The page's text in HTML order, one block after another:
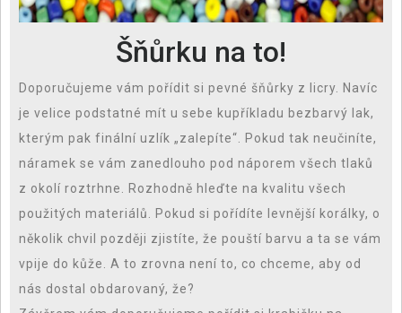
Šňůrku na to!
Doporučujeme vám pořídit si pevné šňůrky z licry. Navíc
je velice podstatné mít u sebe kupříkladu bezbarvý lak,
kterým pak finální uzlík „zalepíte“. Pokud tak neučiníte,
náramek se vám zanedlouho pod náporem všech tlaků
z okolí roztrhne. Rozhodně hleďte na kvalitu všech
použitých materiálů. Pokud si pořídíte levnější korálky, o
několik chvil později zjistíte, že pouští barvu a ta se vám
vpije do kůže. A to zrovna není to, co chceme, aby od
nás dostal obdarovaný, že?